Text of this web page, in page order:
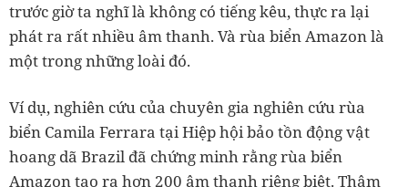
trước giờ ta nghĩ là không có tiếng kêu, thực ra lại
phát ra rất nhiều âm thanh. Và rùa biển Amazon là
một trong những loài đó.
Ví dụ, nghiên cứu của chuyên gia nghiên cứu rùa
biển Camila Ferrara tại Hiệp hội bảo tồn động vật
hoang dã Brazil đã chứng minh rằng rùa biển
Amazon tạo ra hơn 200 âm thanh riêng biệt. Thậm